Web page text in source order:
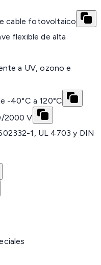
cable fotovoltaico
flexible de alta
a UV, ozono e
-40°C a 120°C
2000 V
1, UL 4703 y DIN